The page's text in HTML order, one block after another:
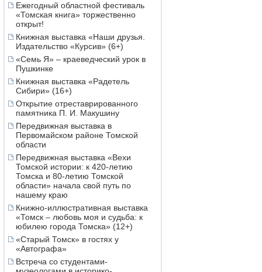
Ежегодный областной фестиваль
«Томская книга» торжественно
открыт!
Книжная выставка «Наши друзья.
Издательство «Курсив» (6+)
«Семь Я» – краеведческий урок в
Пушкинке
Книжная выставка «Радетель
Сибири» (16+)
Открытие отреставрированного
памятника П. И. Макушину
Передвижная выставка в
Первомайском районе Томской
области
Передвижная выставка «Вехи
Томской истории: к 420-летию
Томска и 80-летию Томской
области» начала свой путь по
нашему краю
Книжно-иллюстративная выставка
«Томск – любовь моя и судьба: к
юбилею города Томска» (12+)
«Старый Томск» в гостях у
«Автографа»
Встреча со студентами-